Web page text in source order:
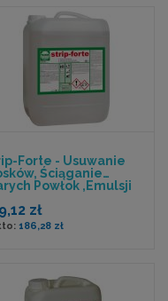
Forte - Usuwanie
Ściąganie
Powłok ,emulsji
zł
186,28 zł